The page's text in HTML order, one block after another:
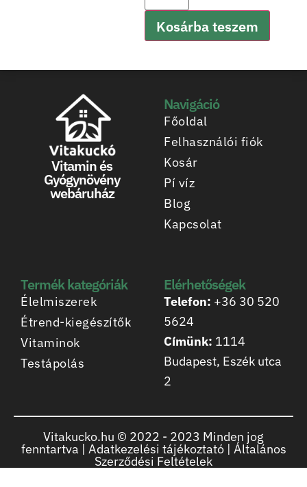
Kosárba teszem
Vitamin és
Gyógynövény
webáruház
Navigáció
Főoldal
Felhasználói fiók
Kosár
Pí víz
Blog
Kapcsolat
Termék kategóriák
Élelmiszerek
Étrend-kiegészítők
Vitaminok
Testápolás
Elérhetőségek
Telefon: +36 30 520
5624
Címünk: 1114
Budapest, Eszék utca
2
Vitakucko.hu © 2022 - 2023 Minden jog
fenntartva | Adatkezelési tájékoztató| Általános
Szerződési Feltételek